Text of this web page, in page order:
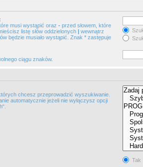
musi wystąpić oraz - przed słowem, które
listę słów oddzielonych | wewnątrz
będzie musiało wystąpić. Znak * zastępuje
ciągu znaków.
chcesz przeprowadzić wyszukiwanie.
automatycznie jeżeli nie wyłączysz opcji
Tak